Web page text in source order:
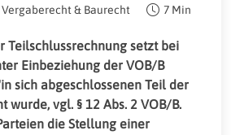
Vergaberecht & Baurecht 7 Min
Teilschlussrechnung setzt bei
Einbeziehung der VOB/B
sich abgeschlossenen Teil der
wurde, vgl. § 12 Abs. 2 VOB/B.
die Stellung einer